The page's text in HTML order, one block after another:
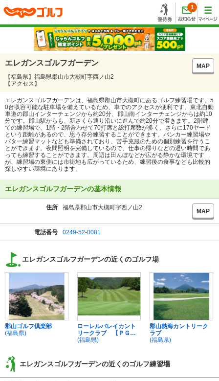
1
エレガンスゴルフガーデン
MAP
【福島県】福島県郡山市大槻町字西ノ山2
【アクセス】
エレガンスゴルフガーデンは、福島県郡山市大槻町にあるゴルフ練習場です。5
0台収容可能な駐車場を備えているため、車でのアクセスが便利です。東北自動
車道の郡山インターチェンジから約20分、郡山南インターチェンジからは約10
分です。郡山駅からも、新さくら通り沿いに進んで約20分で着きます。2階建
ての練習場で、1階・2階合わせて70打席と総打席数が多く、さらに170ヤード
という距離があるので、思う存分練習することができます。バンカー練習場や
パター練習マットなども準備されており、苦手克服のための個別練習を行うこ
とができます。夜間照明を完備しているので、仕事の帰りなどの遅い時間であ
っても練習することができます。周辺は田んぼなどが広がる静かな環境です
が、練習場の東側には市街地も広がっているため、練習後の食事なども比較的
探しやすい環境にあります。
エレガンスゴルフガーデンの基本情報
住所 福島県郡山市大槻町字西ノ山2
MAP
電話番号 0249-52-0081
エレガンスゴルフガーデンの近くのゴルフ場
郡山ゴルフ倶楽部
(福島県)
ローレルバレイカント
リークラブ 【ＰＧ
Ｍ】
(福島県)
郡山熱海カントリーク
ラブ
(福島県)
エレガンスゴルフガーデンの近くのゴルフ練習場